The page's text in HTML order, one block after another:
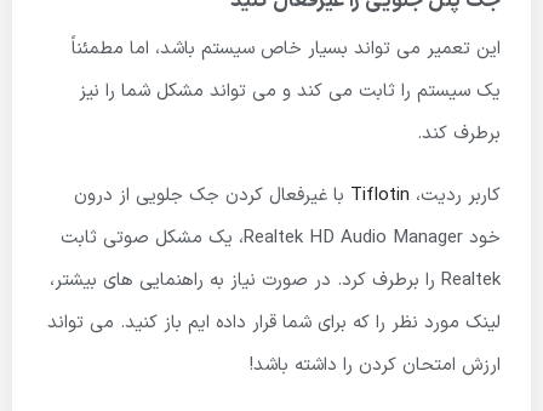
این تعمیر می تواند بسیار خاص سیستم باشد، اما مطمئناً
یک سیستم را ثابت می کند و می تواند مشکل شما را نیز
برطرف کند.
کاربر ردیت، Tiflotin با غیرفعال کردن جک جلویی از درون
خود Realtek HD Audio Manager، یک مشکل صوتی ثابت
Realtek را برطرف کرد. در صورت نیاز به راهنمایی های بیشتر،
لینک مورد نظر را که برای شما قرار داده ایم باز کنید. می تواند
ارزش امتحان کردن را داشته باشد!